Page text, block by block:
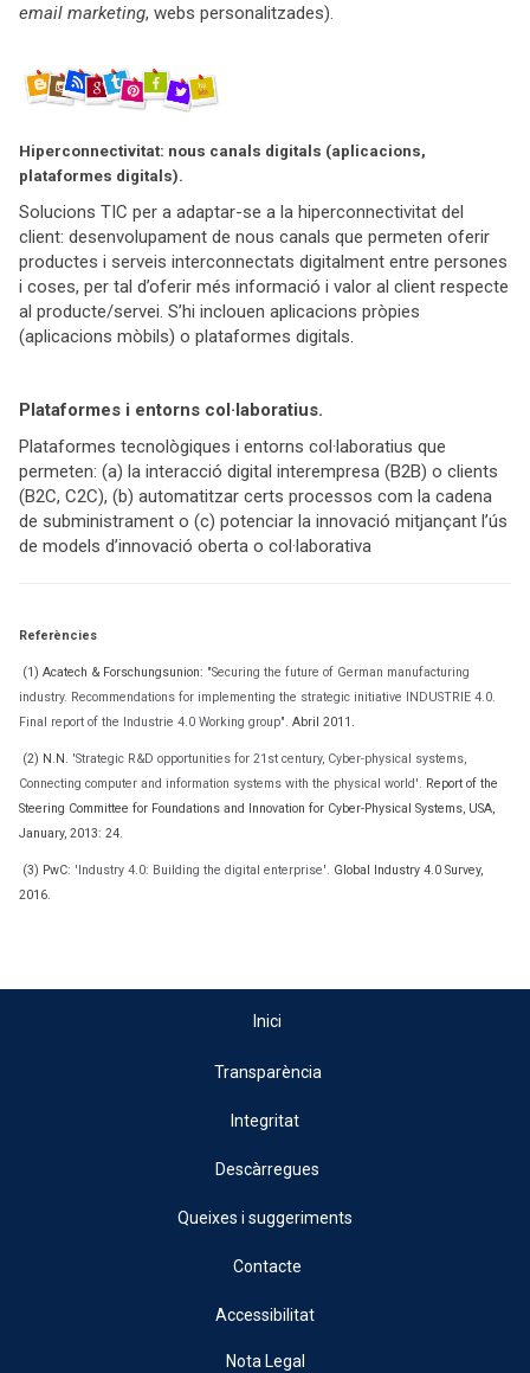
email marketing, webs personalitzades).
Hiperconnectivitat: nous canals digitals (aplicacions,
plataformes digitals).
Solucions TIC per a adaptar-se a la hiperconnectivitat del
client: desenvolupament de nous canals que permeten oferir
productes i serveis interconnectats digitalment entre persones
i coses, per tal d’oferir més informació i valor al client respecte
al producte/servei. S’hi inclouen aplicacions pròpies
(aplicacions mòbils) o plataformes digitals.
Plataformes i entorns col·laboratius.
Plataformes tecnològiques i entorns col·laboratius que
permeten: (a) la interacció digital interempresa (B2B) o clients
(B2C, C2C), (b) automatitzar certs processos com la cadena
de subministrament o (c) potenciar la innovació mitjançant l’ús
de models d’innovació oberta o col·laborativa
Referències
(1) Acatech & Forschungsunion: "Securing the future of German manufacturing
industry. Recommendations for implementing the strategic initiative INDUSTRIE 4.0.
Final report of the Industrie 4.0 Working group". Abril 2011.
(2) N.N. 'Strategic R&D opportunities for 21st century, Cyber-physical systems,
Connecting computer and information systems with the physical world'. Report of the
Steering Committee for Foundations and Innovation for Cyber-Physical Systems, USA,
January, 2013: 24.
(3) PwC: 'Industry 4.0: Building the digital enterprise'. Global Industry 4.0 Survey,
2016.
Inici
Transparència
Integritat
Descàrregues
Queixes i suggeriments
Contacte
Accessibilitat
Nota Legal